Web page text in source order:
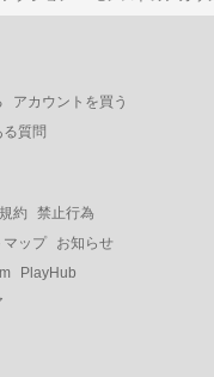
アカウントを買う
質問
約
禁止行為
マップ
お知らせ
PlayHub